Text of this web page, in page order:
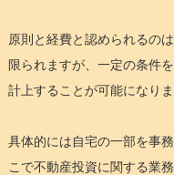
原則と経費と認められるの
限られますが、一定の条件
計上することが可能になりま
具体的には自宅の一部を事
こで不動産投資に関する業